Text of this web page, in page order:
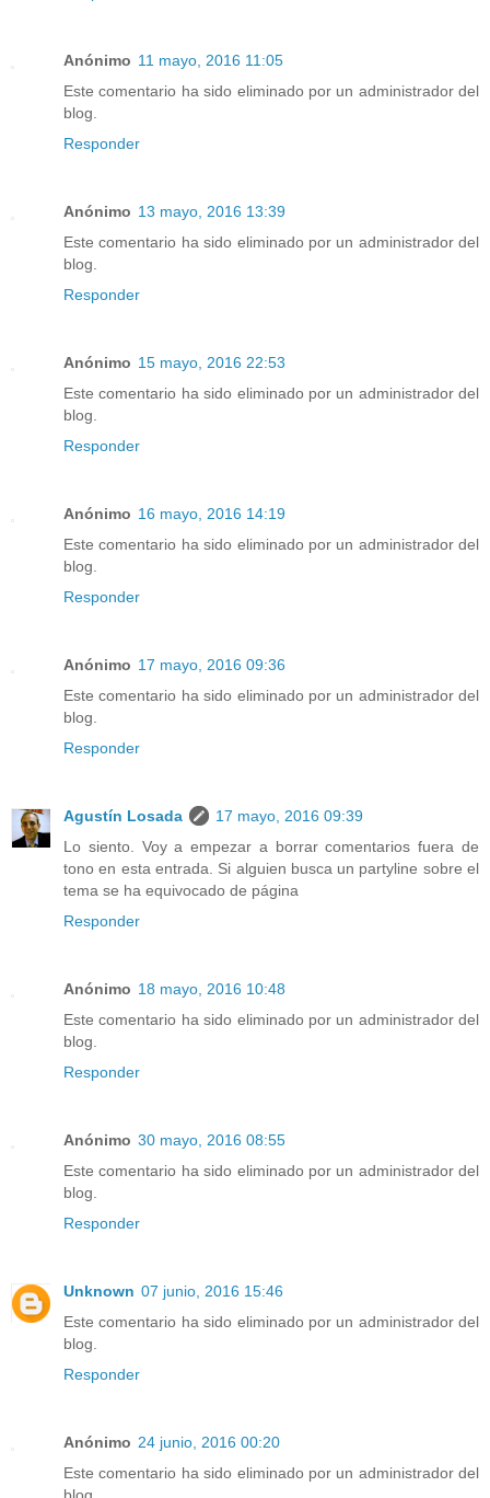
Anónimo 11 mayo, 2016 11:05
Este comentario ha sido eliminado por un administrador del
blog.
Responder
Anónimo 13 mayo, 2016 13:39
Este comentario ha sido eliminado por un administrador del
blog.
Responder
Anónimo 15 mayo, 2016 22:53
Este comentario ha sido eliminado por un administrador del
blog.
Responder
Anónimo 16 mayo, 2016 14:19
Este comentario ha sido eliminado por un administrador del
blog.
Responder
Anónimo 17 mayo, 2016 09:36
Este comentario ha sido eliminado por un administrador del
blog.
Responder
Agustín Losada
17 mayo, 2016 09:39
Lo siento. Voy a empezar a borrar comentarios fuera de
tono en esta entrada. Si alguien busca un partyline sobre el
tema se ha equivocado de página
Responder
Anónimo 18 mayo, 2016 10:48
Este comentario ha sido eliminado por un administrador del
blog.
Responder
Anónimo 30 mayo, 2016 08:55
Este comentario ha sido eliminado por un administrador del
blog.
Responder
Unknown 07 junio, 2016 15:46
Este comentario ha sido eliminado por un administrador del
blog.
Responder
Anónimo 24 junio, 2016 00:20
Este comentario ha sido eliminado por un administrador del